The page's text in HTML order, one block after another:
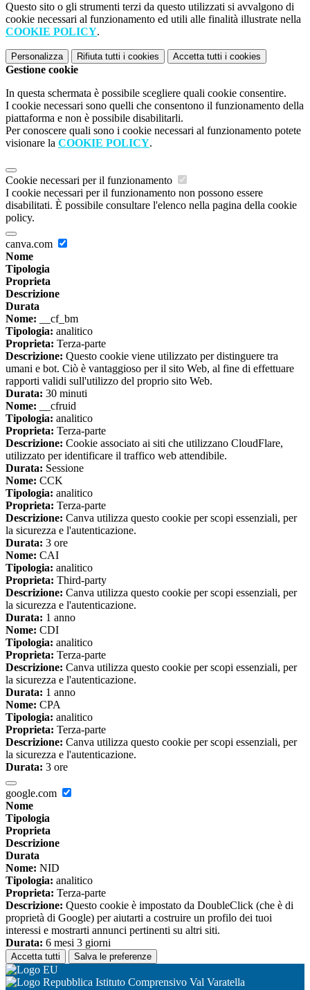
Questo sito o gli strumenti terzi da questo utilizzati si avvalgono di
cookie necessari al funzionamento ed utili alle finalità illustrate nella
COOKIE POLICY.
Personalizza Rifiuta tutti i cookies Accetta tutti i cookies
Gestione cookie
In questa schermata è possibile scegliere quali cookie consentire.
I cookie necessari sono quelli che consentono il funzionamento della
piattaforma e non è possibile disabilitarli.
Per conoscere quali sono i cookie necessari al funzionamento potete
visionare la COOKIE POLICY.
Cookie necessari per il funzionamento
I cookie necessari per il funzionamento non possono essere
disabilitati. È possibile consultare l'elenco nella pagina della cookie
policy.
canva.com
Nome
Tipologia
Proprieta
Descrizione
Durata
Nome: __cf_bm
Tipologia: analitico
Proprieta: Terza-parte
Descrizione: Questo cookie viene utilizzato per distinguere tra
umani e bot. Ciò è vantaggioso per il sito Web, al fine di effettuare
rapporti validi sull'utilizzo del proprio sito Web.
Durata: 30 minuti
Nome: __cfruid
Tipologia: analitico
Proprieta: Terza-parte
Descrizione: Cookie associato ai siti che utilizzano CloudFlare,
utilizzato per identificare il traffico web attendibile.
Durata: Sessione
Nome: CCK
Tipologia: analitico
Proprieta: Terza-parte
Descrizione: Canva utilizza questo cookie per scopi essenziali, per
la sicurezza e l'autenticazione.
Durata: 3 ore
Nome: CAI
Tipologia: analitico
Proprieta: Third-party
Descrizione: Canva utilizza questo cookie per scopi essenziali, per
la sicurezza e l'autenticazione.
Durata: 1 anno
Nome: CDI
Tipologia: analitico
Proprieta: Terza-parte
Descrizione: Canva utilizza questo cookie per scopi essenziali, per
la sicurezza e l'autenticazione.
Durata: 1 anno
Nome: CPA
Tipologia: analitico
Proprieta: Terza-parte
Descrizione: Canva utilizza questo cookie per scopi essenziali, per
la sicurezza e l'autenticazione.
Durata: 3 ore
google.com
Nome
Tipologia
Proprieta
Descrizione
Durata
Nome: NID
Tipologia: analitico
Proprieta: Terza-parte
Descrizione: Questo cookie è impostato da DoubleClick (che è di
proprietà di Google) per aiutarti a costruire un profilo dei tuoi
interessi e mostrarti annunci pertinenti su altri siti.
Durata: 6 mesi 3 giorni
Accetta tutti Salva le preferenze
Istituto Comprensivo Val Varatella